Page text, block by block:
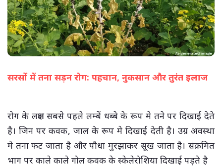
सरसों में तना सड़न रोग: पहचान, नुकसान और तुरंत इलाज
रोग के लक्षण सबसे पहले लम्बें धब्बे के रूप मे तने पर दिखाई देते
है। जिन पर कवक, जाल के रूप मे दिखाई देती है। उग्र अवस्था
मे तना फट जाता है और पौधा मुरझाकर सूख जाता है। संक्रमित
भाग पर काले काले गोल कवक के स्केलेरोशिया दिखाई पड़ते है